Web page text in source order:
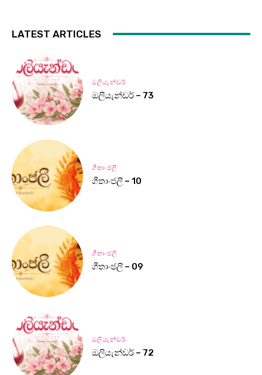
LATEST ARTICLES
ඔලියැන්ඩර්
ඔලියැන්ඩර් – 73
ගීතාංජලී
ගීතාංජලී – 10
ගීතාංජලී
ගීතාංජලී – 09
ඔලියැන්ඩර්
ඔලියැන්ඩර් – 72